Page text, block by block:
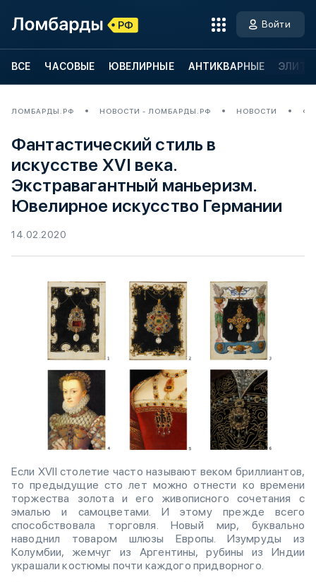
Войти
ВСЕ ЧАСОВЫЕ ЮВЕЛИРНЫЕ АНТИКВАРНЫЕ
ЛОМБАРДЫ.РФ НОВОСТИ - ЛОМБАРДЫ.РФ НОВОСТИ
Фантастический стиль в
искусстве XVI века.
Экстравагантный маньеризм.
Ювелирное искусство Германии
14.02.2020
Если XVII столетие часто называют веком бриллиантов,
то предыдущие сто лет можно отнести ко времени
торжества золота и его живописного сочетания с
эмалью и самоцветами. И этому прежде всего
способствовала торговля. Новый мир, буквально
наводнил товаром шлюзы Европы. Изумруды из
Колумбии, жемчуг из Аргентины, рубины из Индии
украшали костюмы почти каждого придворного.